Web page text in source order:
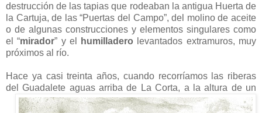
destrucción de las tapias que rodeaban la antigua Huerta de
la Cartuja, de las “Puertas del Campo”, del molino de aceite
o de algunas construcciones y elementos singulares como
el “mirador” y el humilladero levantados extramuros, muy
próximos al río.
Hace ya casi treinta años, cuando recorríamos las riberas
del Guadalete aguas arriba de La Corta, a la altura de un